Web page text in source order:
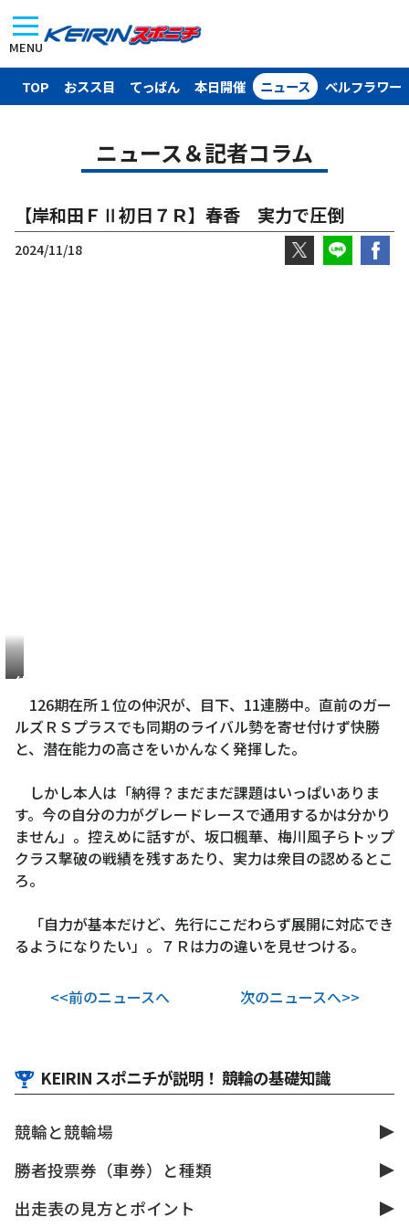
MENU
TOP おスス目 てっぱん 本日開催 ニュース ベルフラワー
ニュース＆記者コラム
【岸和田ＦⅡ初日７Ｒ】春香 実力で圧倒
2024/11/18
仲
春
香
126期在所１位の仲沢が、目下、11連勝中。直前のガー
ルズＲＳプラスでも同期のライバル勢を寄せ付けず快勝
と、潜在能力の高さをいかんなく発揮した。
しかし本人は「納得？まだまだ課題はいっぱいありま
す。今の自分の力がグレードレースで通用するかは分かり
ません」。控えめに話すが、坂口楓華、梅川風子らトップ
クラス撃破の戦績を残すあたり、実力は衆目の認めるとこ
ろ。
「自力が基本だけど、先行にこだわらず展開に対応でき
るようになりたい」。７Ｒは力の違いを見せつける。
<<前のニュースへ 次のニュースへ>>
KEIRIN スポニチが説明！ 競輪の基礎知識
競輪と競輪場
勝者投票券（車券）と種類
出走表の見方とポイント